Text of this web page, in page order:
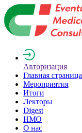
Авторизация
Главная страница
Мероприятия
Итоги
Лекторы
Digest
НМО
О нас